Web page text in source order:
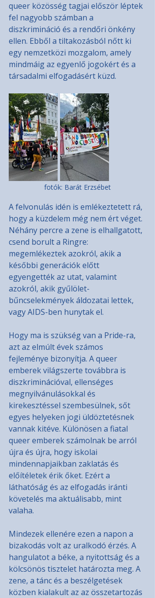
queer közösség tagjai először léptek
fel nagyobb számban a
diszkrimináció és a rendőri önkény
ellen. Ebből a tiltakozásból nőtt ki
egy nemzetközi mozgalom, amely
mindmáig az egyenlő jogokért és a
társadalmi elfogadásért küzd.
fotók: Barát Erzsébet
A felvonulás idén is emlékeztetett rá,
hogy a küzdelem még nem ért véget.
Néhány percre a zene is elhallgatott,
csend borult a Ringre:
megemlékeztek azokról, akik a
későbbi generációk előtt
egyengették az utat, valamint
azokról, akik gyűlölet-
bűncselekmények áldozatai lettek,
vagy AIDS-ben hunytak el.
Hogy ma is szükség van a Pride-ra,
azt az elmúlt évek számos
fejleménye bizonyítja. A queer
emberek világszerte továbbra is
diszkriminációval, ellenséges
megnyilvánulásokkal és
kirekesztéssel szembesülnek, sőt
egyes helyeken jogi üldöztetésnek
vannak kitéve. Különösen a fiatal
queer emberek számolnak be arról
újra és újra, hogy iskolai
mindennapjaikban zaklatás és
előítéletek érik őket. Ezért a
láthatóság és az elfogadás iránti
követelés ma aktuálisabb, mint
valaha.
Mindezek ellenére ezen a napon a
bizakodás volt az uralkodó érzés. A
hangulatot a béke, a nyitottság és a
kölcsönös tisztelet határozta meg. A
zene, a tánc és a beszélgetések
közben kialakult az az összetartozás